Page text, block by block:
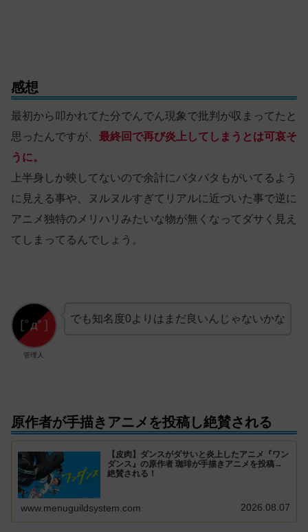
感想
最初から叩かれてた分でんでん現象で批判が収まってたと
思ったんですが、 最終回で再び炎上してしまうとは可哀そ
うに。
上半身しか映してないので余計にバタバタもがいてるよう
に見える事や、ヌルヌルすぎてリアルに近づいた事で逆に
アニメ独特のメリハリみたいな物が無くなってダサく見え
てしまってるんでしょう。
管理人
でも知名度0よりはまだ良いんじゃないかな
原作者が手描きアニメを投稿し絶賛される
【皮肉】ダンスがダサいと炎上したアニメ『ワン
ダンス』の原作者 珈琲が手描きアニメを投稿→
絶賛される！
www.menuguildsystem.com 2026.08.07